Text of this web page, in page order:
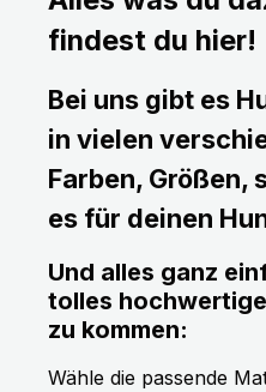
findest du hier!
Bei uns gibt es
in vielen
Farben, Größen,
es für deinen
Und alles ganz
tolles
zu kommen:
Wähle die passende